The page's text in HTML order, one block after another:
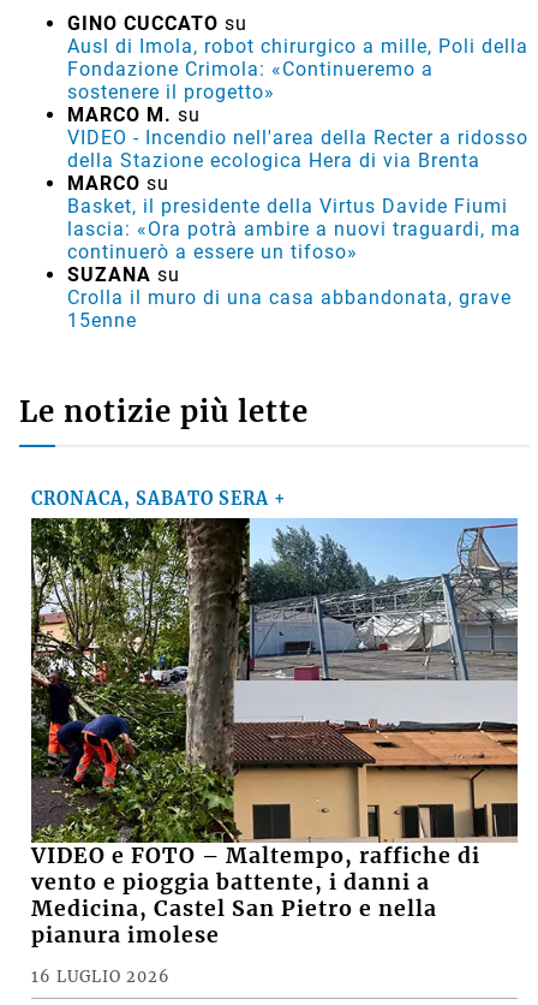
GINO CUCCATO su
Ausl di Imola, robot chirurgico a mille, Poli della
Fondazione Crimola: «Continueremo a
sostenere il progetto»
MARCO M. su
VIDEO - Incendio nell'area della Recter a ridosso
della Stazione ecologica Hera di via Brenta
MARCO su
Basket, il presidente della Virtus Davide Fiumi
lascia: «Ora potrà ambire a nuovi traguardi, ma
continuerò a essere un tifoso»
SUZANA su
Crolla il muro di una casa abbandonata, grave
15enne
Le notizie più lette
CRONACA, SABATO SERA +
VIDEO e FOTO – Maltempo, raffiche di
vento e pioggia battente, i danni a
Medicina, Castel San Pietro e nella
pianura imolese
16 LUGLIO 2026